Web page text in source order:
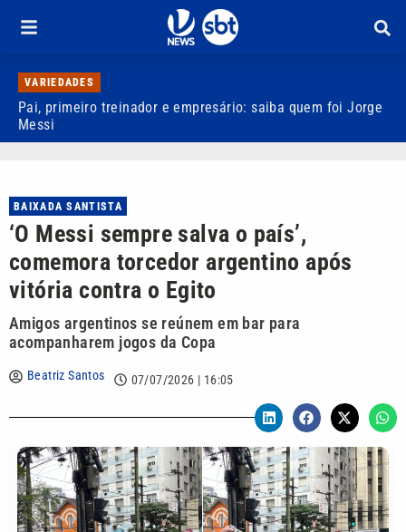
VARIEDADES
Pai, primeiro treinador e empresário: saiba quem foi Jorge
Messi
BAIXADA SANTISTA
‘O Messi sempre salva o país’,
comemora torcedor argentino após
vitória contra o Egito
Amigos argentinos se reúnem em bar para
acompanharem jogos da Copa
Beatriz Santos 07/07/2026 | 16:05